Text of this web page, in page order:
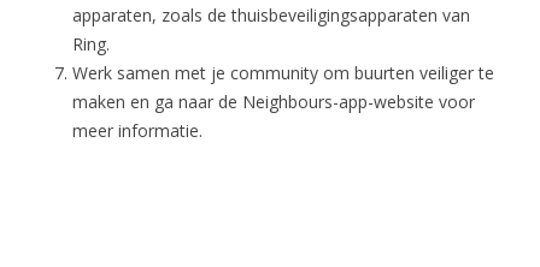
apparaten, zoals de thuisbeveiligingsapparaten van
Ring.
Werk samen met je community om buurten veiliger te
maken en ga naar de Neighbours-app-website voor
meer informatie.